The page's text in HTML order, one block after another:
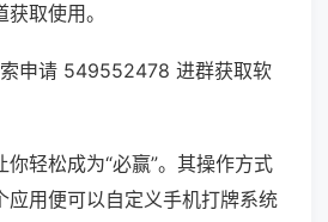
取使用。
申请 549552478 进群获取软
轻松成为“必赢”。其操作方式
应用便可以自定义手机打牌系统